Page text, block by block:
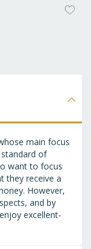
main focus
of
want to focus
they receive a
However,
and by
excellent-